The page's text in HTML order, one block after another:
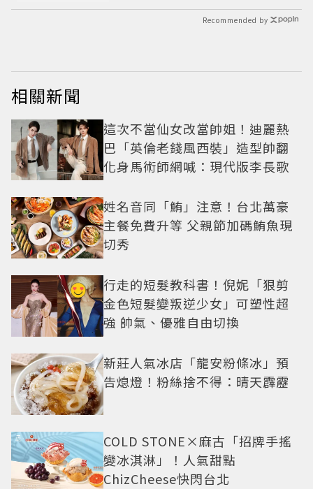
Recommended by
相關新聞
這次不當仙女改當帥姐！迪麗熱
巴「英倫老錢風西裝」造型帥翻
化身馬術師網喊：現代版李長歌
姓名音同「鮪」注意！台北萬豪
主餐免費升等 父親節加碼鮪魚現
切秀
行走的短髮教科書！倪妮「狠剪
金色短髮變叛逆少女」可塑性超
強 帥氣、優雅自由切換
新莊人氣冰店「龍安粉條冰」預
告熄燈！粉絲捨不得：晴天霹靂
COLD STONE×麻古「招牌手搖
變冰淇淋」！人氣甜點
ChizCheese快閃台北